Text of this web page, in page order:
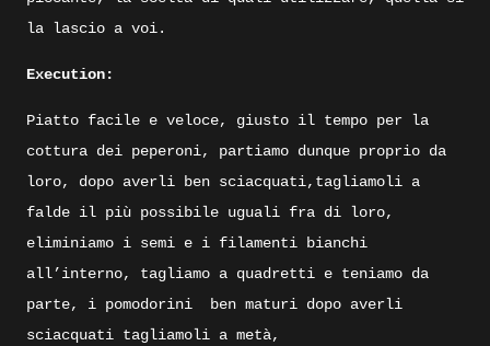
la lascio a voi.
Execution:
Piatto facile e veloce, giusto il tempo per la
cottura dei peperoni, partiamo dunque proprio da
loro, dopo averli ben sciacquati,tagliamoli a
falde il più possibile uguali fra di loro,
eliminiamo i semi e i filamenti bianchi
all’interno, tagliamo a quadretti e teniamo da
parte, i pomodorini
ben maturi dopo averli
sciacquati tagliamoli a metà,